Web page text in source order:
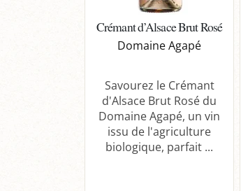
Crémant d’Alsace Brut Rosé
Domaine Agapé
Savourez le Crémant
d'Alsace Brut Rosé du
Domaine Agapé, un vin
issu de l'agriculture
biologique, parfait ...